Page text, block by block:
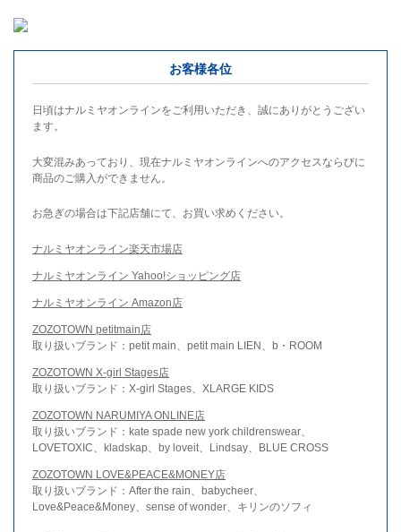
お客様各位
日頃はナルミヤオンラインをご利用いただき、誠にありがとうござい
ます。
大変混みあっており、現在ナルミヤオンラインへのアクセスならびに
商品のご購入ができません。
お急ぎの場合は下記店舗にて、お買い求めください。
ナルミヤオンライン楽天市場店
ナルミヤオンライン Yahoo!ショッピング店
ナルミヤオンライン Amazon店
ZOZOTOWN petitmain店
取り扱いブランド：petit main、petit main LIEN、b・ROOM
ZOZOTOWN X-girl Stages店
取り扱いブランド：X-girl Stages、XLARGE KIDS
ZOZOTOWN NARUMIYA ONLINE店
取り扱いブランド：kate spade new york childrenswear、
LOVETOXIC、kladskap、by loveit、Lindsay、BLUE CROSS
ZOZOTOWN LOVE&PEACE&MONEY店
取り扱いブランド：After the rain、babycheer、
Love&Peace&Money、sense of wonder、キリンのソフィ